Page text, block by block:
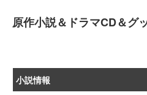
原作小説＆ドラマCD＆グ
小説情報